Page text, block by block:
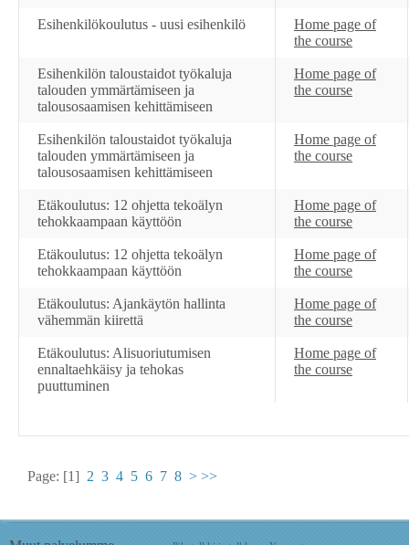
Esihenkilökoulutus - uusi esihenkilö
Home page of
the course
Esihenkilön taloustaidot työkaluja
talouden ymmärtämiseen ja
talousosaamisen kehittämiseen
Home page of
the course
Esihenkilön taloustaidot työkaluja
talouden ymmärtämiseen ja
talousosaamisen kehittämiseen
Home page of
the course
Etäkoulutus: 12 ohjetta tekoälyn
tehokkaampaan käyttöön
Home page of
the course
Etäkoulutus: 12 ohjetta tekoälyn
tehokkaampaan käyttöön
Home page of
the course
Etäkoulutus: Ajankäytön hallinta
vähemmän kiirettä
Home page of
the course
Etäkoulutus: Alisuoriutumisen
ennaltaehkäisy ja tehokas
puuttuminen
Home page of
the course
Page: [1] 2 3 4 5 6 7 8 > >>